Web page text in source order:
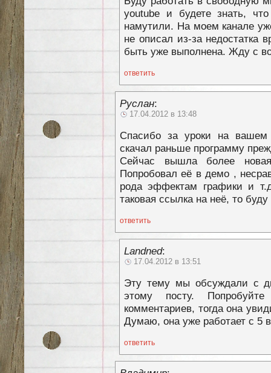
youtube и будете знать,
намутили. На моем канале
не описал из-за недостатка
быть уже выполнена. Жду с
ответить
Руслан:
17.04.2012 в 13:48
Спасибо за уроки на
скачал раньше программу
Сейчас вышла более
Попробовал её в демо ,
рода эффектам графики и
таковая ссылка на неё, то
ответить
Landned:
17.04.2012 в 13:51
Эту тему мы обсуждали с
этому посту.
комментариев, тогда она
Думаю, она уже работает с 5
ответить